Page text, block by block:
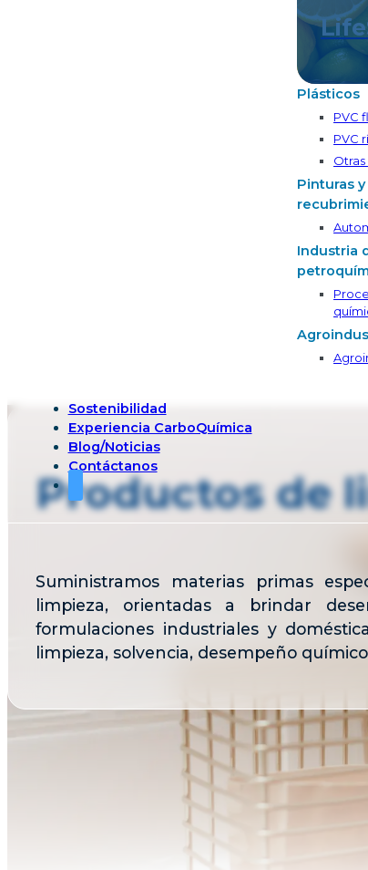
Plásticos
PVC
PVC
Pinturas y
Industria
Sostenibilidad
Experiencia CarboQuímica
Blog/Noticias
Contáctanos
Productos de
Suministramos materias primas
limpieza, orientadas a brindar
formulaciones industriales y
limpieza, solvencia, desempeño